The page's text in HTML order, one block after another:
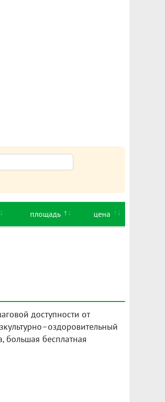
площадь цена
доступности от
большая бесплатная